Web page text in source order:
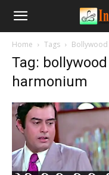
Home Tags
Tag:
harmonium